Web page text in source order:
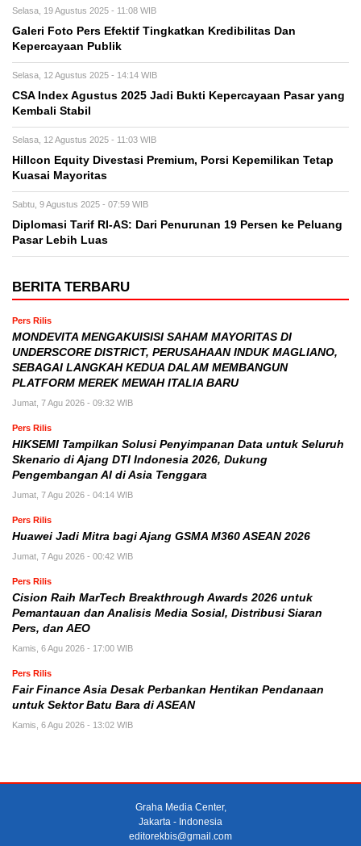
Selasa, 19 Agustus 2025 - 11:08 WIB
Galeri Foto Pers Efektif Tingkatkan Kredibilitas Dan
Kepercayaan Publik
Selasa, 12 Agustus 2025 - 14:14 WIB
CSA Index Agustus 2025 Jadi Bukti Kepercayaan Pasar yang
Kembali Stabil
Selasa, 12 Agustus 2025 - 11:03 WIB
Hillcon Equity Divestasi Premium, Porsi Kepemilikan Tetap
Kuasai Mayoritas
Sabtu, 9 Agustus 2025 - 07:59 WIB
Diplomasi Tarif RI-AS: Dari Penurunan 19 Persen ke Peluang
Pasar Lebih Luas
BERITA TERBARU
Pers Rilis
MONDEVITA MENGAKUISISI SAHAM MAYORITAS DI
UNDERSCORE DISTRICT, PERUSAHAAN INDUK MAGLIANO,
SEBAGAI LANGKAH KEDUA DALAM MEMBANGUN
PLATFORM MEREK MEWAH ITALIA BARU
Jumat, 7 Agu 2026 - 09:32 WIB
Pers Rilis
HIKSEMI Tampilkan Solusi Penyimpanan Data untuk Seluruh
Skenario di Ajang DTI Indonesia 2026, Dukung
Pengembangan AI di Asia Tenggara
Jumat, 7 Agu 2026 - 04:14 WIB
Pers Rilis
Huawei Jadi Mitra bagi Ajang GSMA M360 ASEAN 2026
Jumat, 7 Agu 2026 - 00:42 WIB
Pers Rilis
Cision Raih MarTech Breakthrough Awards 2026 untuk
Pemantauan dan Analisis Media Sosial, Distribusi Siaran
Pers, dan AEO
Kamis, 6 Agu 2026 - 17:00 WIB
Pers Rilis
Fair Finance Asia Desak Perbankan Hentikan Pendanaan
untuk Sektor Batu Bara di ASEAN
Kamis, 6 Agu 2026 - 13:02 WIB
Graha Media Center,
Jakarta - Indonesia
editorekbis@gmail.com